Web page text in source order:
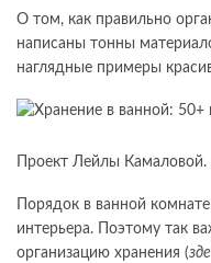
О том, как правильно
написаны тонны
наглядные примеры
Проект Лейлы Камаловой.
Порядок в ванной
интерьера. Поэтому так
организацию хранения (